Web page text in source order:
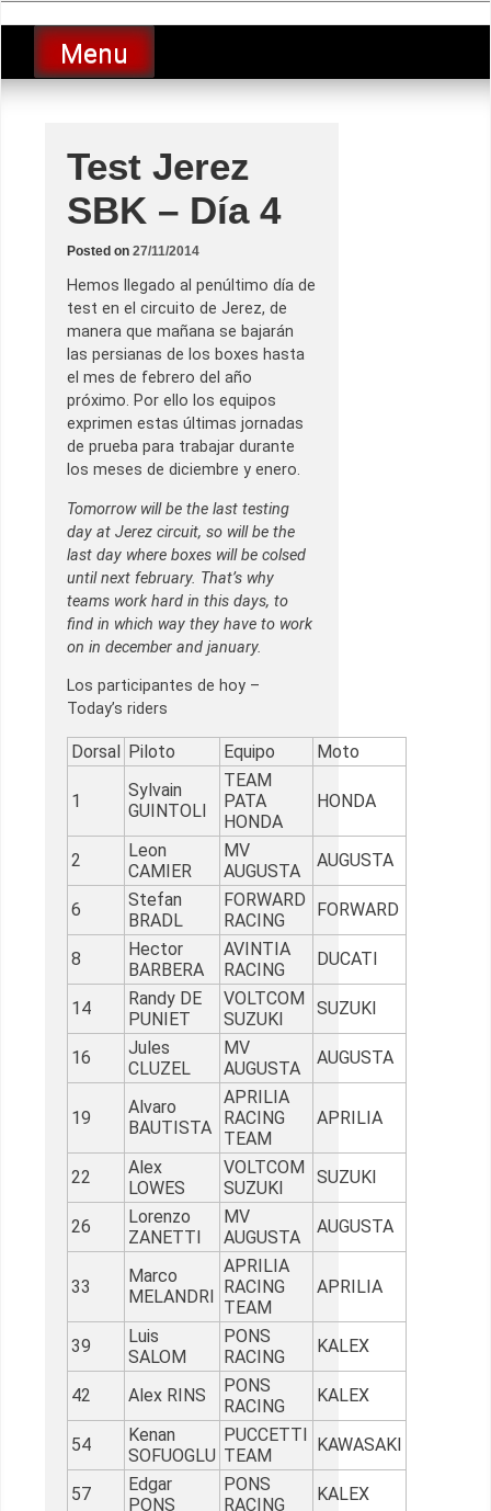
to
contentLucio Lopez GP
luciolopezgp
Menu
Test Jerez
SBK – Día 4
Posted on 27/11/2014
Hemos llegado al penúltimo día de
test en el circuito de Jerez, de
manera que mañana se bajarán
las persianas de los boxes hasta
el mes de febrero del año
próximo. Por ello los equipos
exprimen estas últimas jornadas
de prueba para trabajar durante
los meses de diciembre y enero.
Tomorrow will be the last testing
day at Jerez circuit, so will be the
last day where boxes will be colsed
until next february. That’s why
teams work hard in this days, to
find in which way they have to work
on in december and january.
Los participantes de hoy –
Today’s riders
Dorsal Piloto Equipo Moto
1
Sylvain
GUINTOLI
TEAM
PATA
HONDA
HONDA
2
Leon
CAMIER
MV
AUGUSTA
AUGUSTA
6
Stefan
BRADL
FORWARD
RACING
FORWARD
8
Hector
BARBERA
AVINTIA
RACING
DUCATI
14
Randy DE
PUNIET
VOLTCOM
SUZUKI
SUZUKI
16
Jules
CLUZEL
MV
AUGUSTA
AUGUSTA
19
Alvaro
BAUTISTA
APRILIA
RACING
TEAM
APRILIA
22
Alex
LOWES
VOLTCOM
SUZUKI
SUZUKI
26
Lorenzo
ZANETTI
MV
AUGUSTA
AUGUSTA
33
Marco
MELANDRI
APRILIA
RACING
TEAM
APRILIA
39
Luis
SALOM
PONS
RACING
KALEX
42 Alex RINS
PONS
RACING
KALEX
54
Kenan
SOFUOGLU
PUCCETTI
TEAM
KAWASAKI
57
Edgar
PONS
PONS
RACING
KALEX